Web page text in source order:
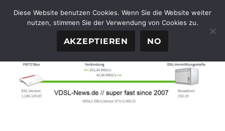
FTTH-News.de
Diese Website benutzen Cookies. Wenn Sie die Website weiter
nutzen, stimmen Sie der Verwendung von Cookies zu.
AKZEPTIEREN NO